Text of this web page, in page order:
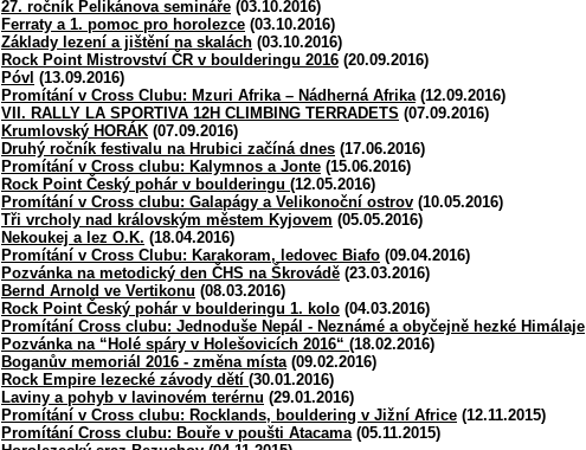
27. ročník Pelikánova semináře (03.10.2016)
Ferraty a 1. pomoc pro horolezce (03.10.2016)
Základy lezení a jištění na skalách (03.10.2016)
Rock Point Mistrovství ČR v boulderingu 2016 (20.09.2016)
Póvl (13.09.2016)
Promítání v Cross Clubu: Mzuri Afrika – Nádherná Afrika(12.09.2016)
VII. RALLY LA SPORTIVA 12H CLIMBING TERRADETS (07.09.2016)
Krumlovský HORÁK (07.09.2016)
Druhý ročník festivalu na Hrubici začíná dnes (17.06.2016)
Promítání v Cross clubu: Kalymnos a Jonte (15.06.2016)
Rock Point Český pohár v boulderingu (12.05.2016)
Promítání v Cross clubu: Galapágy a Velikonoční ostrov (10.05.2016)
Tři vrcholy nad královským městem Kyjovem (05.05.2016)
Nekoukej a lez O.K. (18.04.2016)
Promítání v Cross Clubu: Karakoram, ledovec Biafo (09.04.2016)
Pozvánka na metodický den ČHS na Škrovádě (23.03.2016)
Bernd Arnold ve Vertikonu (08.03.2016)
Rock Point Český pohár v boulderingu 1. kolo (04.03.2016)
Promítání Cross clubu: Jednoduše Nepál - Neznámé a obyčejně hezké Himálaje
Pozvánka na “Holé spáry v Holešovicích 2016“ (18.02.2016)
Boganův memoriál 2016 - změna místa(09.02.2016)
Rock Empire lezecké závody dětí (30.01.2016)
Laviny a pohyb v lavinovém terérnu (29.01.2016)
Promítání v Cross clubu: Rocklands, bouldering v Jižní Africe (12.11.2015)
Promítání Cross clubu: Bouře v poušti Atacama(05.11.2015)